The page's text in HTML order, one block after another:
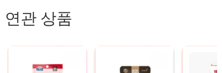
연관 상품